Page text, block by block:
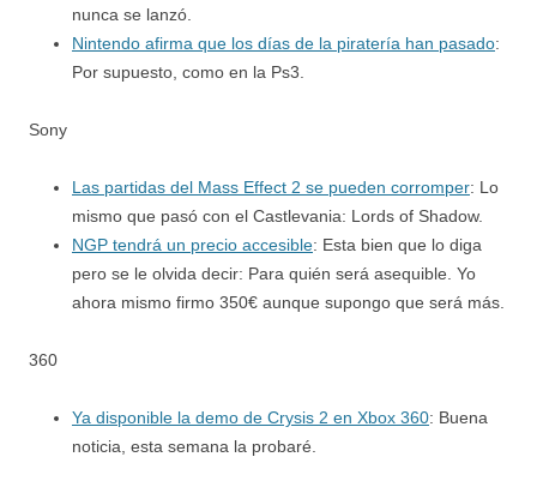
nunca se lanzó.
Nintendo afirma que los días de la piratería han pasado:
Por supuesto, como en la Ps3.
Sony
Las partidas del Mass Effect 2 se pueden corromper: Lo
mismo que pasó con el Castlevania: Lords of Shadow.
NGP tendrá un precio accesible: Esta bien que lo diga
pero se le olvida decir: Para quién será asequible. Yo
ahora mismo firmo 350€ aunque supongo que será más.
360
Ya disponible la demo de Crysis 2 en Xbox 360: Buena
noticia, esta semana la probaré.